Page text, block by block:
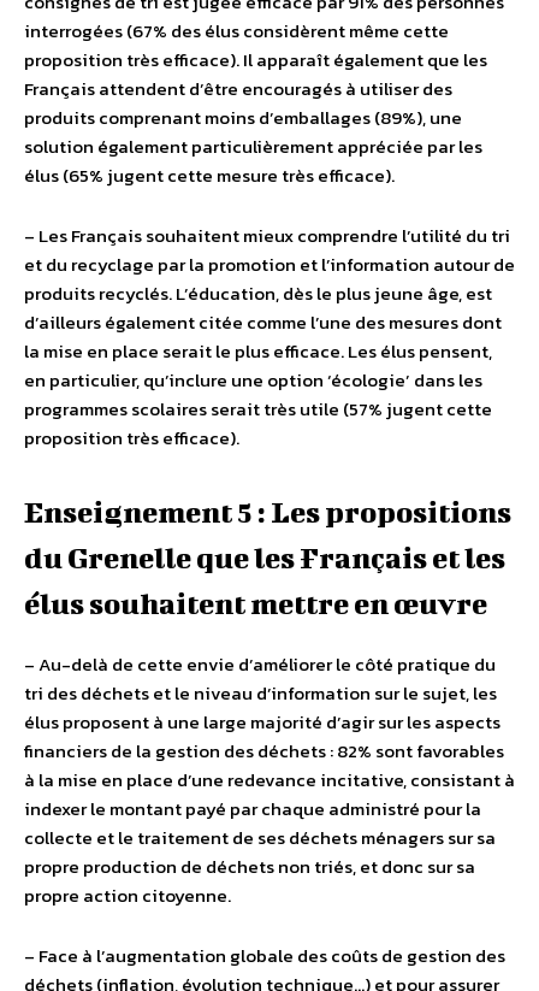
interrogées (67% des élus considèrent même cette
proposition très efficace). Il apparaît également que les
Français attendent d’être encouragés à utiliser des
produits comprenant moins d’emballages (89%), une
solution également particulièrement appréciée par les
élus (65% jugent cette mesure très efficace).
– Les Français souhaitent mieux comprendre l’utilité du tri
et du recyclage par la promotion et l’information autour de
produits recyclés. L’éducation, dès le plus jeune âge, est
d’ailleurs également citée comme l’une des mesures dont
la mise en place serait le plus efficace. Les élus pensent,
en particulier, qu’inclure une option ‘écologie’ dans les
programmes scolaires serait très utile (57% jugent cette
proposition très efficace).
Enseignement 5 : Les propositions
du Grenelle que les Français et les
élus souhaitent mettre en œuvre
– Au-delà de cette envie d’améliorer le côté pratique du
tri des déchets et le niveau d’information sur le sujet, les
élus proposent à une large majorité d’agir sur les aspects
financiers de la gestion des déchets : 82% sont favorables
à la mise en place d’une redevance incitative, consistant à
indexer le montant payé par chaque administré pour la
collecte et le traitement de ses déchets ménagers sur sa
propre production de déchets non triés, et donc sur sa
propre action citoyenne.
– Face à l’augmentation globale des coûts de gestion des
déchets (inflation, évolution technique…) et pour assurer